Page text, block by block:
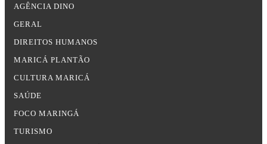
AGÊNCIA DINO
GERAL
DIREITOS HUMANOS
MARICÁ PLANTÃO
CULTURA MARICÁ
SAÚDE
FOCO MARINGÁ
TURISMO